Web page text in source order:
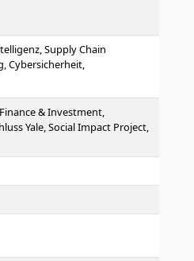
Supply Chain
Cybersicherheit,
& Investment,
Yale, Social Impact Project,